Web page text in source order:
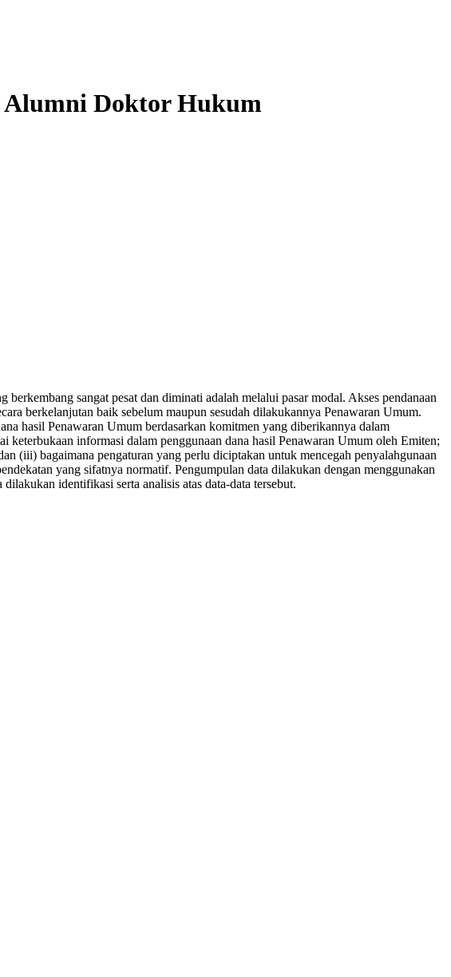
Alumni Doktor Hukum
berkembang sangat pesat dan diminati adalah melalui pasar modal. Akses pendanaan
berkelanjutan baik sebelum maupun sesudah dilakukannya Penawaran Umum.
hasil Penawaran Umum berdasarkan komitmen yang diberikannya dalam
informasi dalam penggunaan dana hasil Penawaran Umum oleh Emiten;
(iii) bagaimana pengaturan yang perlu diciptakan untuk mencegah penyalahgunaan
yang sifatnya normatif. Pengumpulan data dilakukan dengan menggunakan
identifikasi serta analisis atas data-data tersebut.